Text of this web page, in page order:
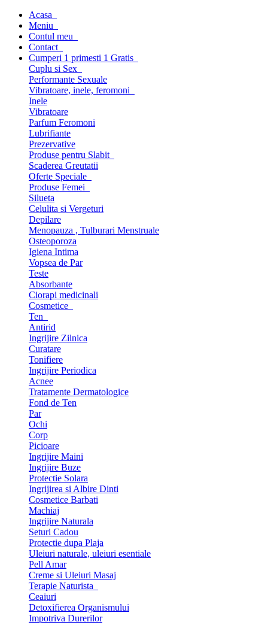
Acasa
Meniu
Contul meu
Contact
Cumperi 1 primesti 1 Gratis
Cuplu si Sex
Performante Sexuale
Vibratoare, inele, feromoni
Inele
Vibratoare
Parfum Feromoni
Lubrifiante
Prezervative
Produse pentru Slabit
Scaderea Greutatii
Oferte Speciale
Produse Femei
Silueta
Celulita si Vergeturi
Depilare
Menopauza , Tulburari Menstruale
Osteoporoza
Igiena Intima
Vopsea de Par
Teste
Absorbante
Ciorapi medicinali
Cosmetice
Ten
Antirid
Ingrijire Zilnica
Curatare
Tonifiere
Ingrijire Periodica
Acnee
Tratamente Dermatologice
Fond de Ten
Par
Ochi
Corp
Picioare
Ingrijire Maini
Ingrijire Buze
Protectie Solara
Ingrijirea si Albire Dinti
Cosmetice Barbati
Machiaj
Ingrijire Naturala
Seturi Cadou
Protectie dupa Plaja
Uleiuri naturale, uleiuri esentiale
Pell Amar
Creme si Uleiuri Masaj
Terapie Naturista
Ceaiuri
Detoxifierea Organismului
Impotriva Durerilor